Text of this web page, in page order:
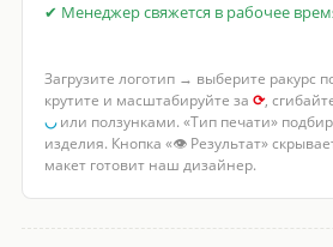
✔ Менеджер свяжется в рабочее
Загрузите логотип → выберите ракурс
крутите и масштабируйте за ⟳,
◡или ползунками. «Тип печати»
изделия. Кнопка «👁 Результат»
макет готовит наш дизайнер.